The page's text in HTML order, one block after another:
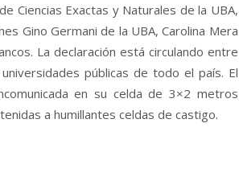
Ciencias Exactas y Naturales de la UBA,
Gino Germani de la UBA, Carolina Mera
La declaración está circulando entre
públicas de todo el país. El
en su celda de 3×2 metros
a humillantes celdas de castigo.